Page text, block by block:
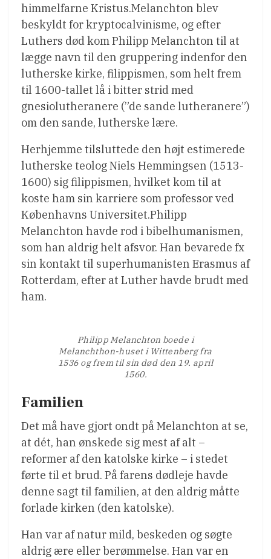
himmelfarne Kristus.Melanchton blev
beskyldt for kryptocalvinisme, og efter
Luthers død kom Philipp Melanchton til at
lægge navn til den gruppering indenfor den
lutherske kirke, filippismen, som helt frem
til 1600-tallet lå i bitter strid med
gnesiolutheranere (”de sande lutheranere”)
om den sande, lutherske lære.
Herhjemme tilsluttede den højt estimerede
lutherske teolog Niels Hemmingsen (1513-
1600) sig filippismen, hvilket kom til at
koste ham sin karriere som professor ved
Københavns Universitet.Philipp
Melanchton havde rod i bibelhumanismen,
som han aldrig helt afsvor. Han bevarede fx
sin kontakt til superhumanisten Erasmus af
Rotterdam, efter at Luther havde brudt med
ham.
Philipp Melanchton boede i
Melanchthon-huset i Wittenberg fra
1536 og frem til sin død den 19. april
1560.
Familien
Det må have gjort ondt på Melanchton at se,
at dét, han ønskede sig mest af alt –
reformer af den katolske kirke – i stedet
førte til et brud. På farens dødleje havde
denne sagt til familien, at den aldrig måtte
forlade kirken (den katolske).
Han var af natur mild, beskeden og søgte
aldrig ære eller berømmelse. Han var en